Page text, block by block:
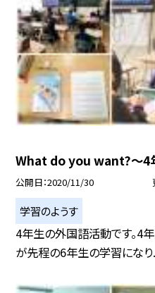
What do you want?〜4
公開日 2020/11/30
学習のようす
4年生の外国語活動です。4
が先程の6年生の学習になり